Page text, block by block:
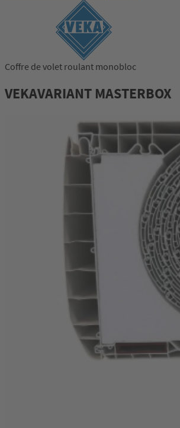
Coffre de volet roulant monobloc
VEKAVARIANT MASTERBOX